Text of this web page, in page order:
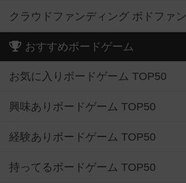
クラウドファンディング ボドファン
おすすめボードゲーム
お気に入りボードゲーム TOP50
興味ありボードゲーム TOP50
経験ありボードゲーム TOP50
持ってるボードゲーム TOP50